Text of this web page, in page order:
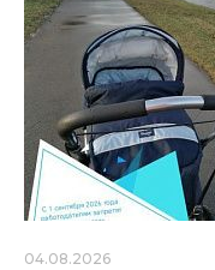
04.08.2026